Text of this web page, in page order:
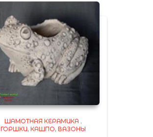
ШАМОТНАЯ КЕРАМИКА ,
ГОРШКИ, КАШПО, ВАЗОНЫ